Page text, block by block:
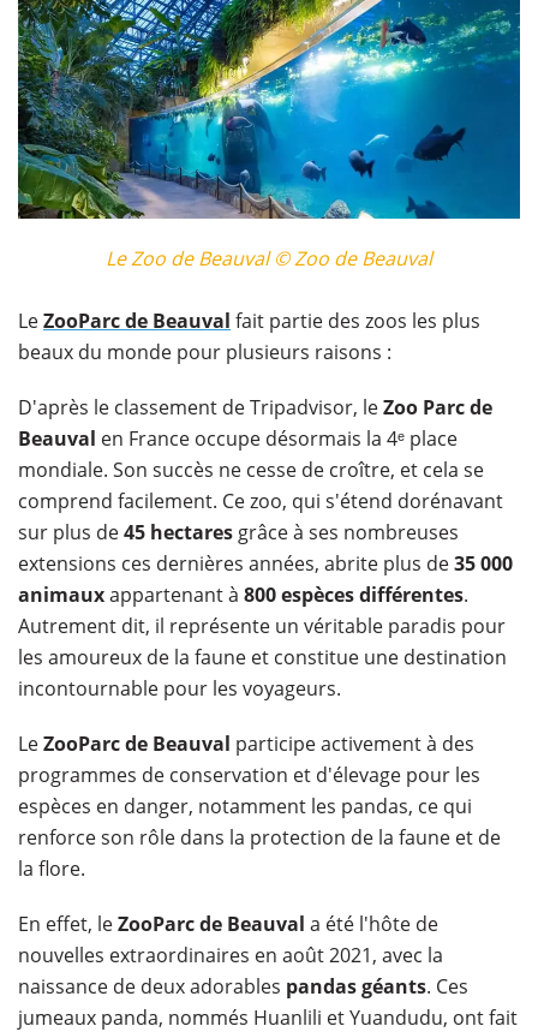
Le Zoo de Beauval © Zoo de Beauval
LeZooParc de Beauval fait partie des zoos les plus
beaux du monde pour plusieurs raisons :
D'après le classement de Tripadvisor, leZoo Parc de
Beauval en France occupe désormais la 4ᵉ place
mondiale. Son succès ne cesse de croître, et cela se
comprend facilement. Ce zoo, qui s'étend dorénavant
sur plus de45 hectares grâce à ses nombreuses
extensions ces dernières années, abrite plus de35 000
animauxappartenant à 800 espèces différentes.
Autrement dit, il représente un véritable paradis pour
les amoureux de la faune et constitue une destination
incontournable pour les voyageurs.
LeZooParc de Beauval participe activement à des
programmes de conservation et d'élevage pour les
espèces en danger, notamment les pandas, ce qui
renforce son rôle dans la protection de la faune et de
la flore.
En effet, leZooParc de Beauval a été l'hôte de
nouvelles extraordinaires en août 2021, avec la
naissance de deux adorables pandas géants. Ces
jumeaux panda, nommés Huanlili et Yuandudu, ont fait